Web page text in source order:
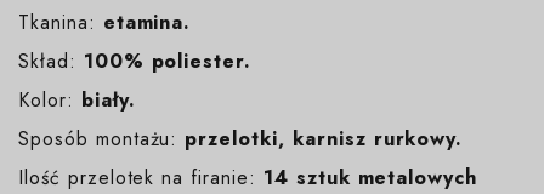
Tkanina: etamina.
Skład: 100% poliester.
Kolor: biały.
Sposób montażu: przelotki, karnisz rurkowy.
Ilość przelotek na firanie: 14 sztuk metalowych